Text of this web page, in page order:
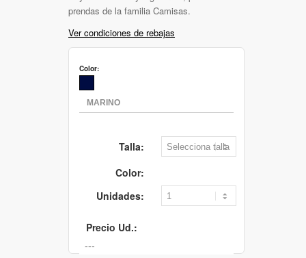
prendas de la familia Camisas.
Ver condiciones de rebajas
Color:
Talla:
Color:
Unidades:
Precio Ud.: